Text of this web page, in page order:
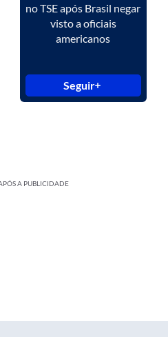
no TSE após Brasil negar
visto a oficiais
americanos
Seguir
A PUBLICIDADE